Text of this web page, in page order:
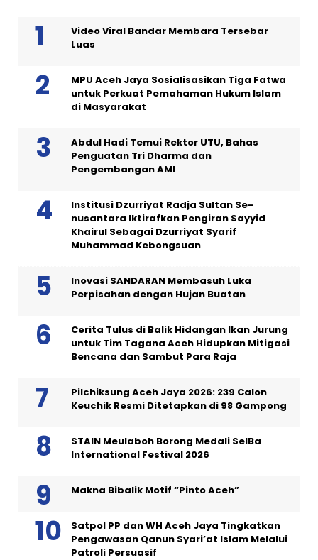
Video Viral Bandar Membara Tersebar
Luas
MPU Aceh Jaya Sosialisasikan Tiga Fatwa
untuk Perkuat Pemahaman Hukum Islam
di Masyarakat
Abdul Hadi Temui Rektor UTU, Bahas
Penguatan Tri Dharma dan
Pengembangan AMI
Institusi Dzurriyat Radja Sultan Se-
nusantara Iktirafkan Pengiran Sayyid
Khairul Sebagai Dzurriyat Syarif
Muhammad Kebongsuan
Inovasi SANDARAN Membasuh Luka
Perpisahan dengan Hujan Buatan
Cerita Tulus di Balik Hidangan Ikan Jurung
untuk Tim Tagana Aceh Hidupkan Mitigasi
Bencana dan Sambut Para Raja
Pilchiksung Aceh Jaya 2026: 239 Calon
Keuchik Resmi Ditetapkan di 98 Gampong
STAIN Meulaboh Borong Medali SeIBa
International Festival 2026
Makna Bibalik Motif “Pinto Aceh”
Satpol PP dan WH Aceh Jaya Tingkatkan
Pengawasan Qanun Syari’at Islam Melalui
Patroli Persuasif